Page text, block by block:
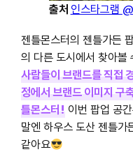
출처 인스타그램
젠틀몬스터의 젠틀가든
의 다른 도시에서 찾아볼
사람들이 브랜드를 직접
정에서 브랜드 이미지 구
틀몬스터!이번 팝업 공
말엔 하우스 도산 젠틀가
같아요